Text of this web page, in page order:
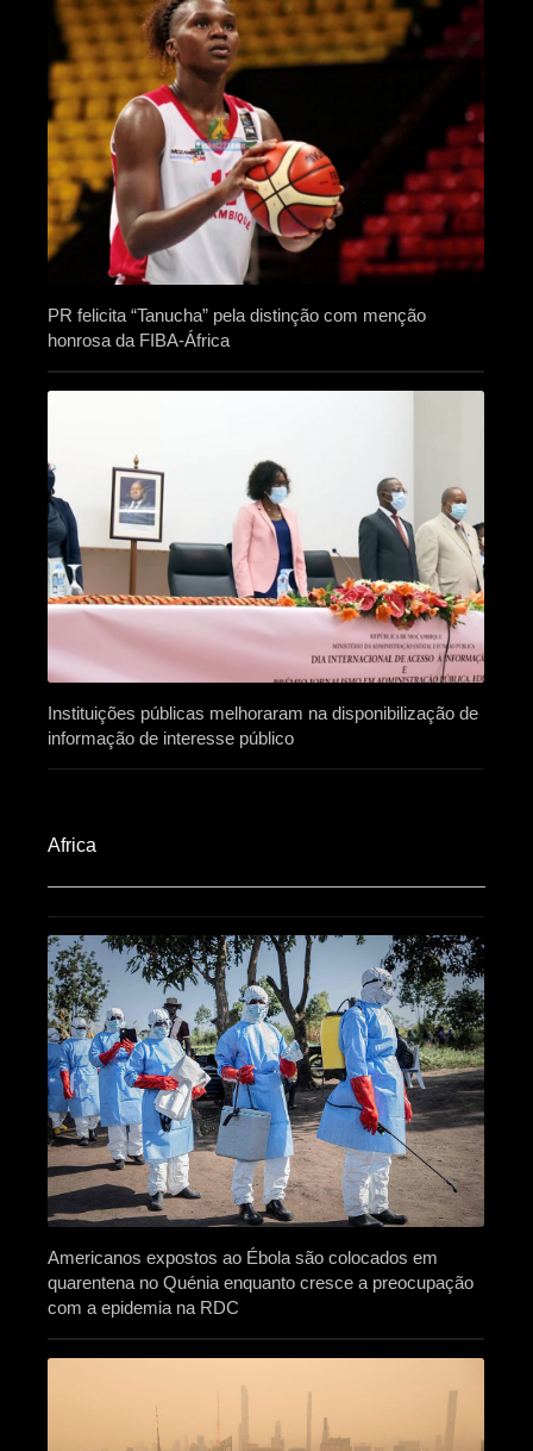
PR felicita “Tanucha” pela distinção com menção
honrosa da FIBA-África
Instituições públicas melhoraram na disponibilização de
informação de interesse público
Africa​
Americanos expostos ao Ébola são colocados em
quarentena no Quénia enquanto cresce a preocupação
com a epidemia na RDC